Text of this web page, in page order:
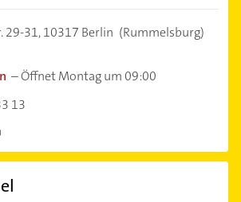
29-31,10317 Berlin (Rummelsburg)
–Öffnet Montag um 09:00
13